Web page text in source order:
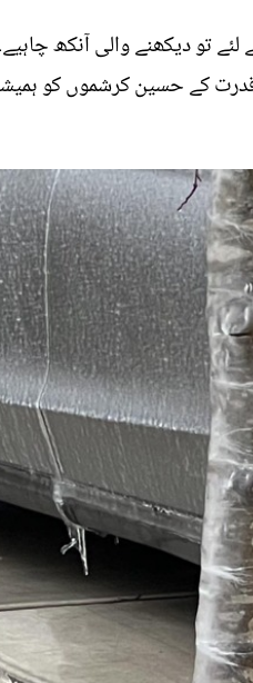
تو دیکھنے والی آنکھ
کے حسین کرشموں کو